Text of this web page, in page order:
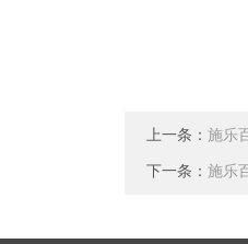
上一条： 施乐
下一条： 施乐